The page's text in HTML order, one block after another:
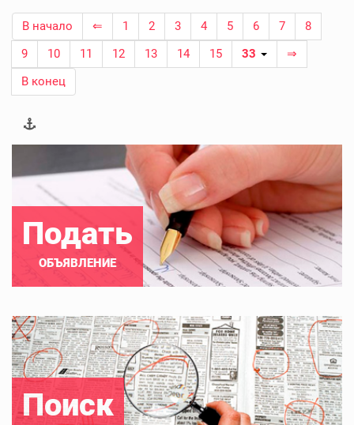
В начало ⇐ 1 2 3 4 5 6 7
8
9
10 11 12 13 14 15 33
⇒
В конец
Подать
ОБЪЯВЛЕНИЕ
Поиск